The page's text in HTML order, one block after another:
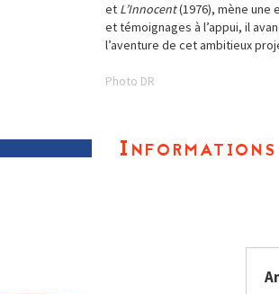
et L’Innocent(1976), mène une
et témoignages à l’appui, il
l’aventure de cet ambitieux
Photo DR